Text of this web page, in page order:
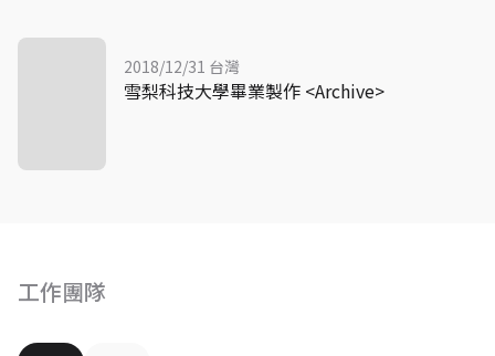
工作團隊
2018/12/31 台灣
雪梨科技大學畢業製作 <Archive>